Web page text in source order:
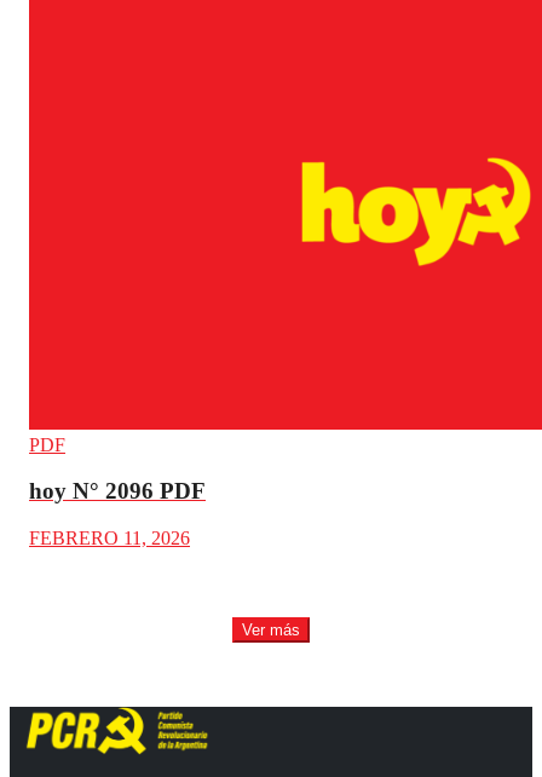
PDF
hoy N° 2096 PDF
FEBRERO 11, 2026
Ver más